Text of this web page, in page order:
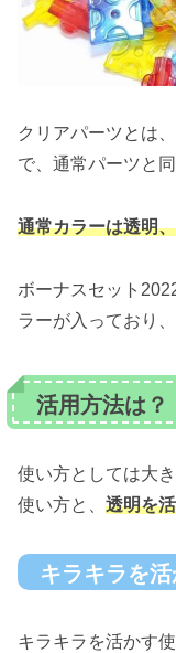
クリアパーツとは
で、通常パーツと
通常カラーは透明
ボーナスセット
ラーが入っており
活用方法は？
使い方としては大
使い方と、 透明を
キラキラを
キラキラを活かす